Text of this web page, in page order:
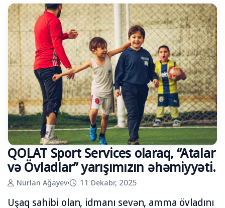
QOLAT Sport Services olaraq, “Atalar
və Övladlar” yarışımızın əhəmiyyəti.
Nurlan Ağayev• 11 Dekabr, 2025
Uşaq sahibi olan, idmanı sevən, amma övladını